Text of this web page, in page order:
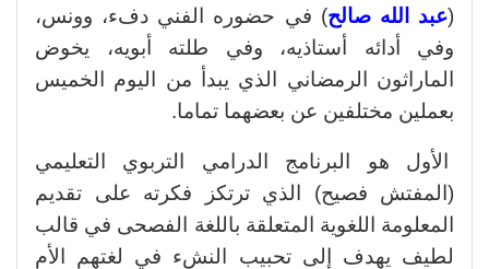
(عبد الله صالح) في حضوره الفني دفء، وونس،
وفي أدائه أستاذيه، وفي طلته أبويه، يخوض
الماراثون الرمضاني الذي يبدأ من اليوم الخميس
بعملين مختلفين عن بعضهما تماما.
الأول هو البرنامج الدرامي التربوي التعليمي
(المفتش فصيح) الذي ترتكز فكرته على تقديم
المعلومة اللغوية المتعلقة باللغة الفصحى في قالب
لطيف يهدف إلى تحبيب النشء في لغتهم الأم